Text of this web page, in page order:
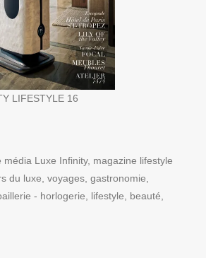
LIFESTYLE 16
média Luxe Infinity, magazine lifestyle
du luxe, voyages, gastronomie,
- horlogerie, lifestyle, beauté,